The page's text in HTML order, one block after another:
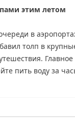
этим летом
в
толп в
пить воду за
наличие